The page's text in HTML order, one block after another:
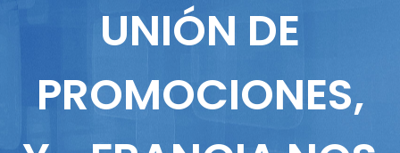
Columnistas
UNIÓN DE
PROMOCIONES,